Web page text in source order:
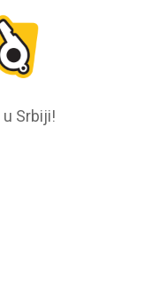
Srbiji!